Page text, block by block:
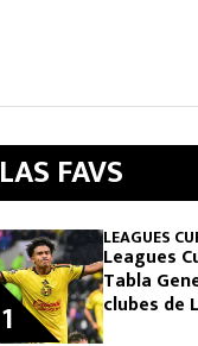
LAS FAVS
LEAGUES
Leagues
Tabla
clubes de
1